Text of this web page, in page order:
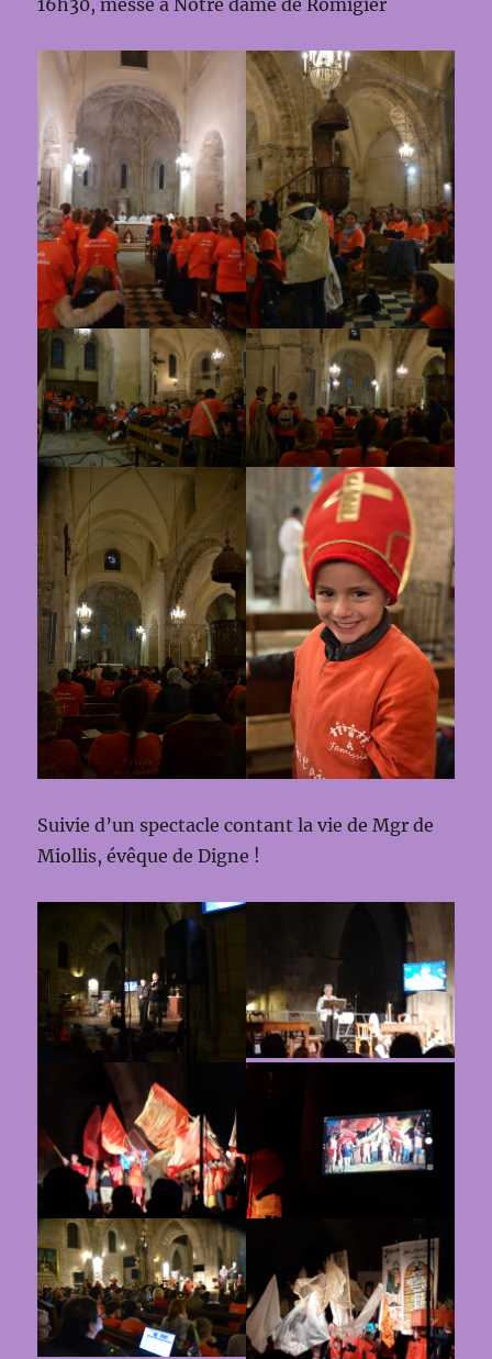
16h30, messe à Notre dame de Romigier
Suivie d’un spectacle contant la vie de Mgr de
Miollis, évêque de Digne !